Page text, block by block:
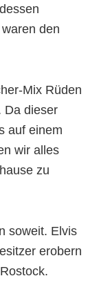
den
Mix Rüden
Da dieser
auf einem
wir alles
zu
soweit. Elvis
erobern